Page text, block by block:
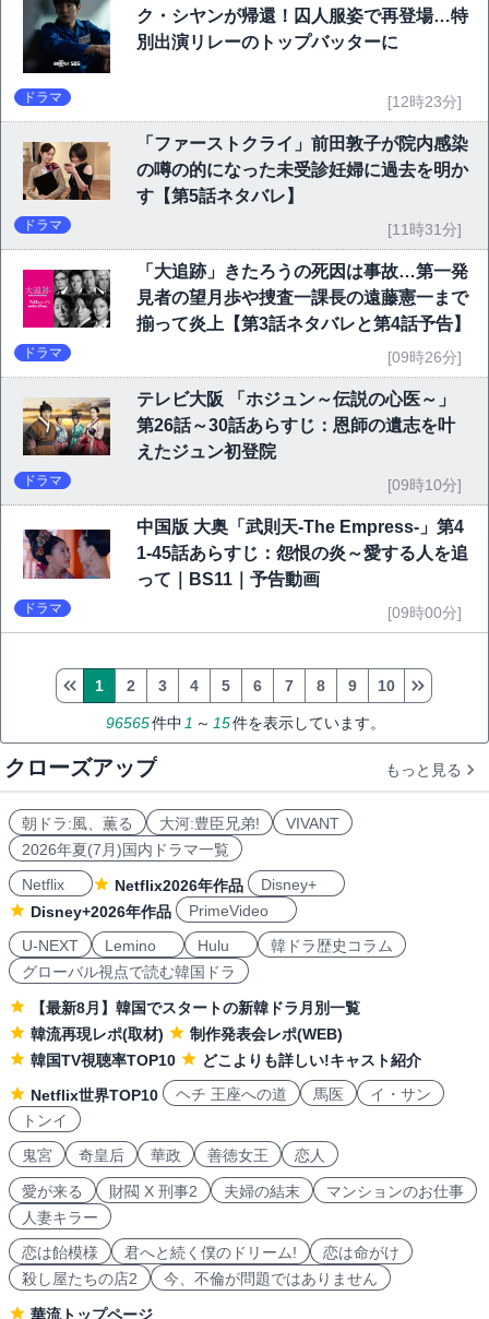
ク・シヤンが帰還！囚人服姿で再登場…特
別出演リレーのトップバッターに
ドラマ [12時23分]
「ファーストクライ」前田敦子が院内感染
の噂の的になった未受診妊婦に過去を明か
す【第5話ネタバレ】
ドラマ [11時31分]
「大追跡」きたろうの死因は事故…第一発
見者の望月歩や捜査一課長の遠藤憲一まで
揃って炎上【第3話ネタバレと第4話予告】
ドラマ [09時26分]
テレビ大阪 「ホジュン～伝説の心医～」
第26話～30話あらすじ：恩師の遺志を叶
えたジュン初登院
ドラマ [09時10分]
中国版 大奥「武則天-The Empress-」第4
1-45話あらすじ：怨恨の炎～愛する人を追
って｜BS11｜予告動画
ドラマ [09時00分]
96565件中 1 ～ 15件を表示しています。
1 2 3 4 5 6 7 8 9 10
クローズアップ もっと見る
朝ドラ:風、薫る 大河:豊臣兄弟!
VIVANT
2026年夏(7月)国内ドラマ一覧
Netflix
Netflix2026年作品
Disney+
Disney+2026年作品
PrimeVideo
U-NEXT
Lemino Hulu
韓ドラ歴史コラム
グローバル視点で読む韓国ドラ
【最新8月】韓国でスタートの新韓ドラ月別一覧
韓流再現レポ(取材)
制作発表会レポ(WEB)
韓国TV視聴率TOP10
どこよりも詳しい!キャスト紹介
Netflix世界TOP10
ヘチ 王座への道 馬医
イ・サン
トンイ
鬼宮
奇皇后 華政 善徳女王 恋人
愛が来る 財閥 X 刑事2 夫婦の結末
マンションのお仕事
人妻キラー
恋は飴模様
君へと続く僕のドリーム!
恋は命がけ
殺し屋たちの店2
今、不倫が問題ではありません
華流トップページ